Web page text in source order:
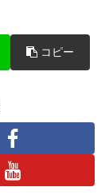
コピー